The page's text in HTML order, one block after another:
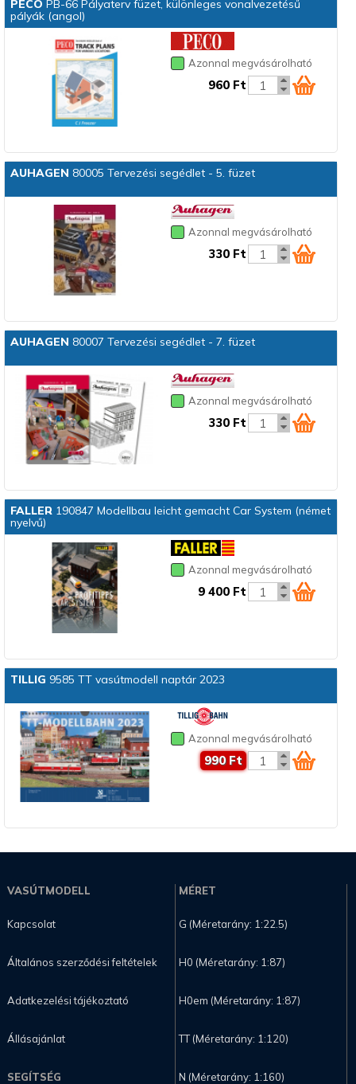
PECO PB-66 Pályaterv füzet, különleges vonalvezetésű
pályák (angol)
Azonnal megvásárolható
960 Ft
AUHAGEN 80005 Tervezési segédlet - 5. füzet
Azonnal megvásárolható
330 Ft
AUHAGEN 80007 Tervezési segédlet - 7. füzet
Azonnal megvásárolható
330 Ft
FALLER190847 Modellbau leicht gemacht Car System (német
nyelvű)
Azonnal megvásárolható
9 400 Ft
TILLIG 9585 TT vasútmodell naptár 2023
Azonnal megvásárolható
990 Ft
VASÚTMODELL
Kapcsolat
Általános szerződési feltételek
Adatkezelési tájékoztató
Állásajánlat
SEGÍTSÉG
MÉRET
G (Méretarány: 1:22.5)
H0 (Méretarány: 1:87)
H0em (Méretarány: 1:87)
TT (Méretarány: 1:120)
N (Méretarány: 1:160)